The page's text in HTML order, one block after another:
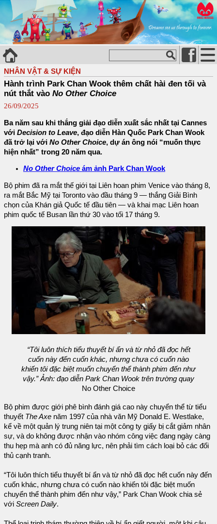
NHÂN VẬT & SỰ KIỆN
Hành trình Park Chan Wook thêm chất hài đen tối và
nút thắt vào No Other Choice
26/09/2025
Ba năm sau khi thắng giải đạo diễn xuất sắc nhất tại Cannes
với Decision to Leave, đạo diễn Hàn Quốc Park Chan Wook
đã trở lại với No Other Choice, dự án ông nói “muốn thực
hiện nhất” trong 20 năm qua.
No Other Choice ám ảnh Park Chan Wook
Bộ phim đã ra mắt thế giới tại Liên hoan phim Venice vào tháng 8,
ra mắt Bắc Mỹ tại Toronto vào đầu tháng 9 — thắng Giải Bình
chọn của Khán giả Quốc tế đầu tiên — và khai mạc Liên hoan
phim quốc tế Busan lần thứ 30 vào tối 17 tháng 9.
“Tôi luôn thích tiểu thuyết bí ẩn và từ nhỏ đã đọc hết
cuốn này đến cuốn khác, nhưng chưa có cuốn nào
khiến tôi đặc biệt muốn chuyển thể thành phim đến như
vậy.” Ảnh: đạo diễn Park Chan Wook trên trường quay
No Other Choice
Bộ phim được giới phê bình đánh giá cao này chuyển thể từ tiểu
thuyết The Axe năm 1997 của nhà văn Mỹ Donald E. Westlake,
kể về một quản lý trung niên tại một công ty giấy bị cắt giảm nhân
sự, và do không được nhận vào nhóm công việc đang ngày càng
thu hẹp mà anh có đủ năng lực, nên phải tìm cách loại bỏ các đối
thủ cạnh tranh.
“Tôi luôn thích tiểu thuyết bí ẩn và từ nhỏ đã đọc hết cuốn này đến
cuốn khác, nhưng chưa có cuốn nào khiến tôi đặc biệt muốn
chuyển thể thành phim đến như vậy,” Park Chan Wook chia sẻ
với Screen Daily.